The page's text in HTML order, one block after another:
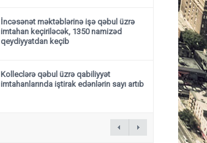
İncəsənət məktəblərinə işə qəbul üzrə
imtahan keçiriləcək, 1350 namizəd
qeydiyyatdan keçib
Kolleclərə qəbul üzrə qabiliyyət
imtahanlarında iştirak edənlərin sayı artıb